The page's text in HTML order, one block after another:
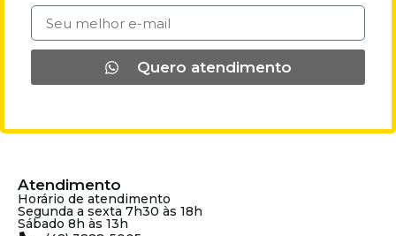
Quero atendimento
Atendimento
Horário de atendimento
Segunda a sexta 7h30 às 18h
Sábado 8h às 13h